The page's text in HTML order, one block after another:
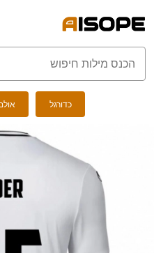
כדורגל אולם